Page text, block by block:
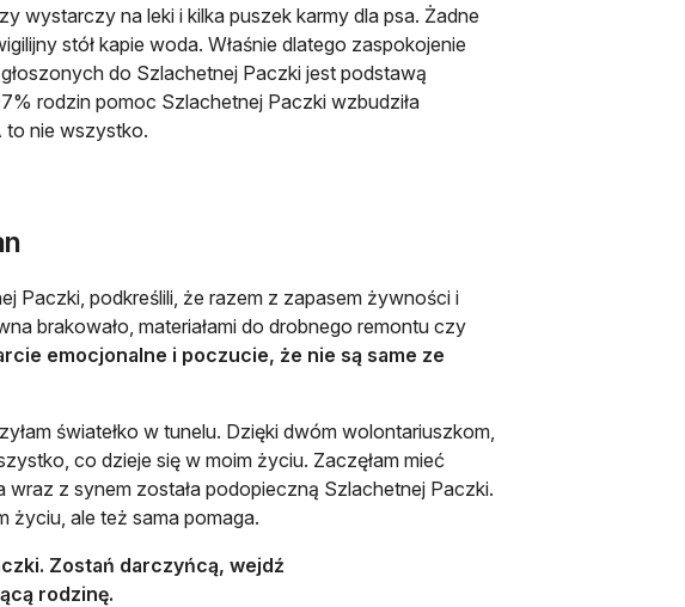
wystarczy na leki i kilka puszek karmy dla psa. Żadne
stół kapie woda. Właśnie dlatego zaspokojenie
do Szlachetnej Paczki jest podstawą
rodzin pomoc Szlachetnej Paczki wzbudziła
to nie wszystko.
Paczki, podkreślili, że razem z zapasem żywności i
brakowało, materiałami do drobnego remontu czy
emocjonalne i poczucie, że nie są same ze
światełko w tunelu. Dzięki dwóm wolontariuszkom,
co dzieje się w moim życiu. Zaczęłam mieć
z synem została podopieczną Szlachetnej Paczki.
życiu, ale też sama pomaga.
Zostań darczyńcą, wejdź
rodzinę.